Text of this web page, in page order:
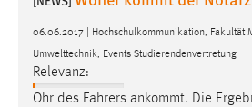
06.06.2017 | Hochschulkommunikation, Fakultät
Umwelttechnik, Events Studierendenvertretung
Relevanz:
Ohr des Fahrers ankommt. Die